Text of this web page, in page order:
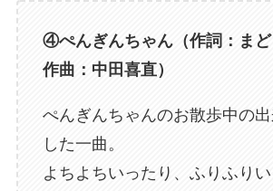
④ぺんぎんちゃん（作詞：まど
作曲：中田喜直）
ぺんぎんちゃんのお散歩中の
した一曲。
よちよちいったり、ふりふり